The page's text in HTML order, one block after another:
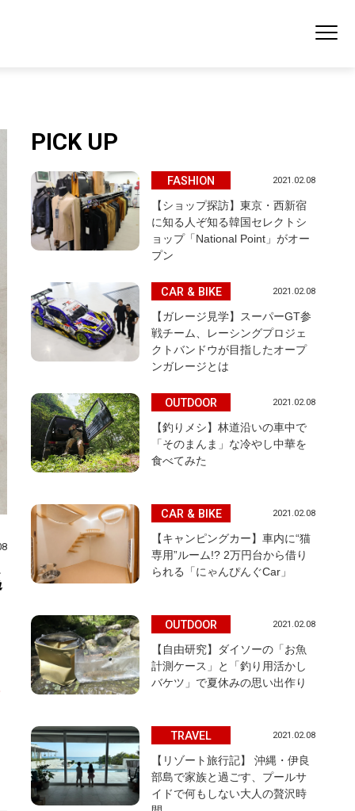
PICK UP
FASHION 2021.02.08
【ショップ探訪】東京・西新宿
に知る人ぞ知る韓国セレクトシ
ョップ「National Point」がオー
プン
CAR & BIKE 2021.02.08
【ガレージ見学】スーパーGT参
戦チーム、レーシングプロジェ
クトバンドウが目指したオープ
ンガレージとは
OUTDOOR 2021.02.08
【釣りメシ】林道沿いの車中で
「そのまんま」な冷やし中華を
食べてみた
CAR & BIKE 2021.02.08
【キャンピングカー】車内に“猫
専用”ルーム!? 2万円台から借り
られる「にゃんぴんぐCar」
OUTDOOR 2021.02.08
【自由研究】ダイソーの「お魚
計測ケース」と「釣り用活かし
バケツ」で夏休みの思い出作り
TRAVEL 2021.02.08
【リゾート旅行記】 沖縄・伊良
部島で家族と過ごす、プールサ
イドで何もしない大人の贅沢時